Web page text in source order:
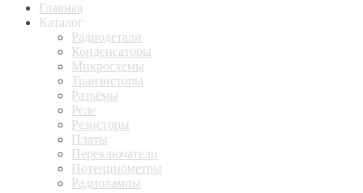
Главная
Каталог
Радиодетали
Конденсаторы
Микросхемы
Транзисторы
Разъёмы
Реле
Резисторы
Платы
Переключатели
Потенциометры
Радиолампы